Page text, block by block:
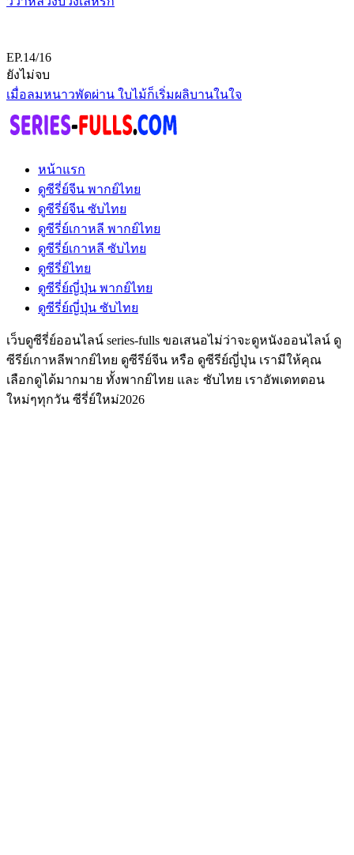
EP.14/16
ยังไม่จบ
เมื่อลมหนาวพัดผ่าน ใบไม้ก็เริ่มผลิบานในใจ
หน้าแรก
ดูซีรี่ย์จีน พากย์ไทย
ดูซีรี่ย์จีน ซับไทย
ดูซีรี่ย์เกาหลี พากย์ไทย
ดูซีรี่ย์เกาหลี ซับไทย
ดูซีรี่ย์ไทย
ดูซีรี่ย์ญี่ปุ่น พากย์ไทย
ดูซีรี่ย์ญี่ปุ่น ซับไทย
เว็บดูซีรี่ย์ออนไลน์ series-fulls ขอเสนอไม่ว่าจะดูหนังออนไลน์ ดู
ซีรีย์เกาหลีพากย์ไทย ดูซีรีย์จีน หรือ ดูซีรีย์ญี่ปุ่น เรามีให้คุณ
เลือกดูได้มากมาย ทั้งพากย์ไทย และ ซับไทย เราอัพเดทตอน
ใหม่ๆทุกวัน ซีรี่ย์ใหม่2026